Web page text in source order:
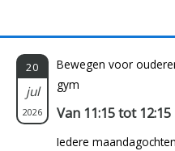
20
jul
2026
Bewegen voor
gym
Van 11:15 tot 12:15
Iedere